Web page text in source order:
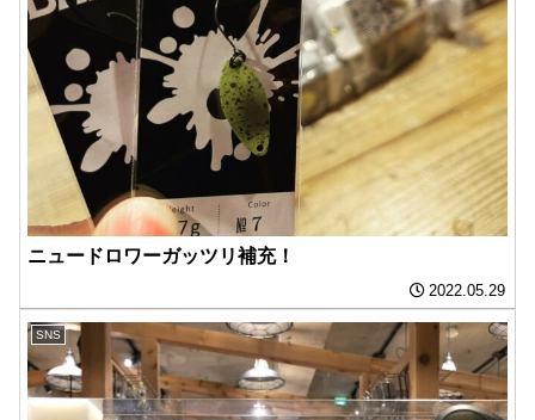
ニュードロワーガッツリ補充！
2022.05.29
SNS